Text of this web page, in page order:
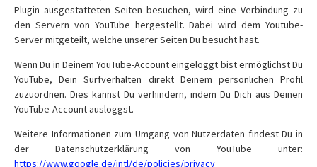
Plugin ausgestatteten Seiten besuchen, wird eine Verbindung zu
den Servern von YouTube hergestellt. Dabei wird dem Youtube-
Server mitgeteilt, welche unserer Seiten Du besucht hast.
Wenn Du in Deinem YouTube-Account eingeloggt bist ermöglichst Du
YouTube, Dein Surfverhalten direkt Deinem persönlichen Profil
zuzuordnen. Dies kannst Du verhindern, indem Du Dich aus Deinen
YouTube-Account ausloggst.
Weitere Informationen zum Umgang von Nutzerdaten findest Du in
der Datenschutzerklärung von YouTube unter:
https://www.google.de/intl/de/policies/privacy